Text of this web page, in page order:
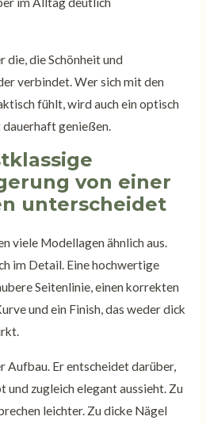
die, die Schönheit und
verbindet. Wer sich mit den
fühlt, wird auch ein optisch
genießen.
von einer
unterscheidet
viele Modellagen ähnlich aus.
im Detail. Eine hochwertige
Seitenlinie, einen korrekten
und ein Finish, das weder dick
Aufbau. Er entscheidet darüber,
zugleich elegant aussieht. Zu
leichter. Zu dicke Nägel